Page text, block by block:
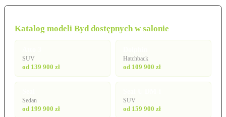
Katalog modeli Byd dostępnych w salonie
SUV
od 139 900 zł
Hatchback
od 109 900 zł
Sedan
od 199 900 zł
SUV
od 159 900 zł